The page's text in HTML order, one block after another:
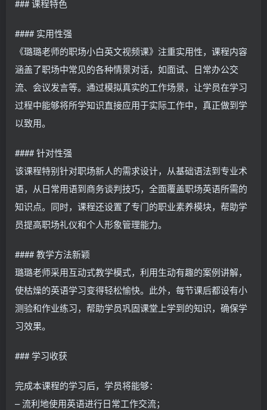
### 课程特色
#### 实用性强
《璐璐老师的职场小白英文视频课》注重实用性，课程内容
涵盖了职场中常见的各种情景对话，如面试、日常办公交
流、会议发言等。通过模拟真实的工作场景，让学员在学习
过程中能够将所学知识直接应用于实际工作中，真正做到学
以致用。
#### 针对性强
该课程特别针对职场新人的需求设计，从基础语法到专业术
语，从日常用语到商务谈判技巧，全面覆盖职场英语所需的
知识点。同时，课程还设置了专门的职业素养模块，帮助学
员提高职场礼仪和个人形象管理能力。
#### 教学方法新颖
璐璐老师采用互动式教学模式，利用生动有趣的案例讲解，
使枯燥的英语学习变得轻松愉快。此外，每节课后都设有小
测验和作业练习，帮助学员巩固课堂上学到的知识，确保学
习效果。
### 学习收获
完成本课程的学习后，学员将能够：
– 流利地使用英语进行日常工作交流；